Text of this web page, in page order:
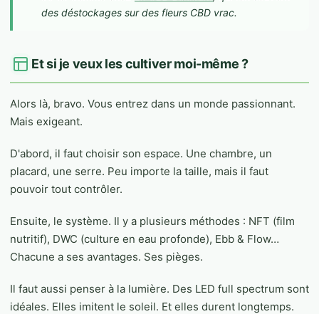
des déstockages sur des fleurs CBD vrac.
Et si je veux les cultiver moi-même ?
Alors là, bravo. Vous entrez dans un monde passionnant.
Mais exigeant.
D'abord, il faut choisir son espace. Une chambre, un
placard, une serre. Peu importe la taille, mais il faut
pouvoir tout contrôler.
Ensuite, le système. Il y a plusieurs méthodes : NFT (film
nutritif), DWC (culture en eau profonde), Ebb & Flow…
Chacune a ses avantages. Ses pièges.
Il faut aussi penser à la lumière. Des LED full spectrum sont
idéales. Elles imitent le soleil. Et elles durent longtemps.